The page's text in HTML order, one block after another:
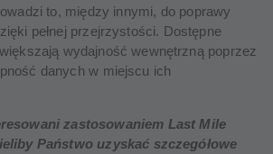
to, między innymi, do poprawy
pełnej przejrzystości. Dostępne
wydajność wewnętrzną poprzez
danych w miejscu ich
zastosowaniem Last Mile
Państwo uzyskać szczegółowe